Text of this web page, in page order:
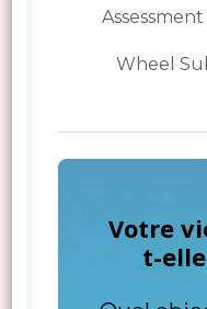
Wheel
Votre
t-